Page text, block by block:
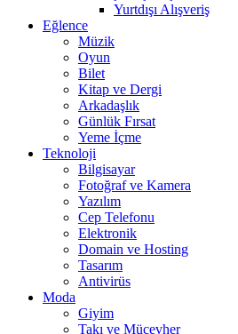
Yurtdışı Alışveriş
Eğlence
Müzik
Oyun
Bilet
Kitap ve Dergi
Arkadaşlık
Günlük Fırsat
Yeme İçme
Teknoloji
Bilgisayar
Fotoğraf ve Kamera
Yazılım
Cep Telefonu
Elektronik
Domain ve Hosting
Tasarım
Antivirüs
Moda
Giyim
Takı ve Mücevher